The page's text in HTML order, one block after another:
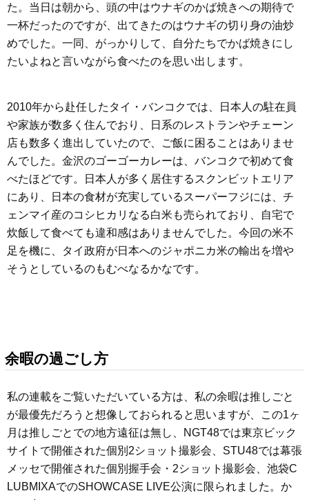
た。当日は朝から、頭の中はウナギのかば焼きへの期待で
一杯だったのですが、出てきたのはウナギの切り身の油炒
めでした。一同、がっかりして、自分たちでかば焼きにし
たいよねと言いながら食べたのを思い出します。
2010年から赴任したタイ・バンコクでは、日本人の駐在員
や家族が数多く住んでおり、日系のレストランやチェーン
店も数多く進出していたので、ご飯に困ることはありませ
んでした。金沢のゴーゴーカレーは、バンコクで初めて食
べたほどです。日本人が多く居住するスクンビットエリア
にあり、日本の食材が充実しているスーパーフジには、チ
ェンマイ産のコシヒカリなる白米も売られており、自宅で
炊飯して食べても違和感はありませんでした。今回の米不
足を機に、タイ政府が日本へのジャポニカ米の輸出を増や
そうとしているのもむべなるかなです。
余暇の過ごし方
私の連載をご覧いただいている方は、私の余暇は推しごと
が最優先だろうと想像しておられると思いますが、この1ヶ
月は推しごとでの地方遠征は無し、NGT48では東京ビック
サイトで開催された個別2ショット撮影会、STU48では幕張
メッセで開催された個別握手会・2ショット撮影会、池袋C
LUBMIXAでのSHOWCASE LIVE公演に限られました。か